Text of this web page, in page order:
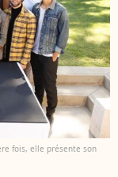
fois, elle présente son